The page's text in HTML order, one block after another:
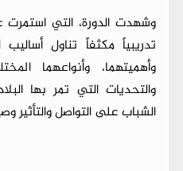
وشهدت الدورة، التي استمرت
تدريبياً مكثفاً تناول
وأهميتهما، وأنواعهما
والتحديات التي تمر بها
الشباب على التواصل والتأثير